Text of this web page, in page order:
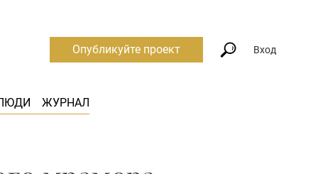
ЖУРНАЛ
Опубликуйте проект Вход